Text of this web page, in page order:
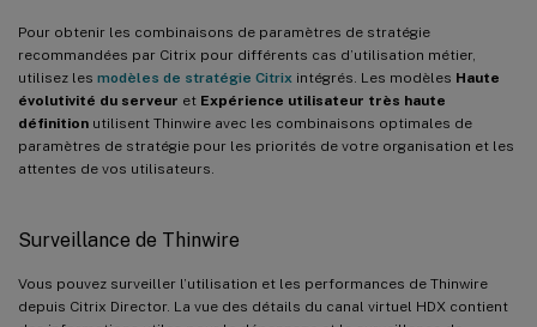
Pour obtenir les combinaisons de paramètres de stratégie
recommandées par Citrix pour différents cas d’utilisation métier,
utilisez les modèles de stratégie Citrix intégrés. Les modèles Haute
évolutivité du serveur et Expérience utilisateur très haute
définition utilisent Thinwire avec les combinaisons optimales de
paramètres de stratégie pour les priorités de votre organisation et les
attentes de vos utilisateurs.
Surveillance de Thinwire
Vous pouvez surveiller l’utilisation et les performances de Thinwire
depuis Citrix Director. La vue des détails du canal virtuel HDX contient